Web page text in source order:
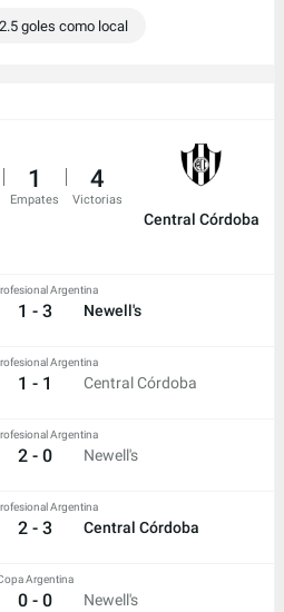
goles como local
1
Empates
4
Victorias
Central Córdoba
Argentina
1 - 3 Newell's
Argentina
1 - 1 Central Córdoba
Argentina
2 - 0 Newell's
Argentina
2 - 3 Central Córdoba
Argentina
0 - 0 Newell's